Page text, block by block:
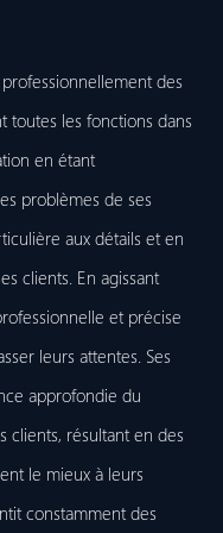
des
toutes les fonctions dans
en étant
problèmes de ses
aux détails et en
clients. En agissant
et précise
leurs attentes. Ses
approfondie du
clients, résultant en des
le mieux à leurs
constamment des